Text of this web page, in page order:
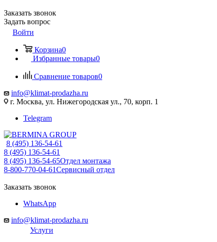
Заказать звонок
Задать вопрос
Войти
Корзина0
Избранные товары0
Сравнение товаров0
info@klimat-prodazha.ru
г. Москва, ул. Нижегородская ул., 70, корп. 1
Telegram
8 (495) 136-54-61
8 (495) 136-54-61
8 (495) 136-54-65Отдел монтажа
8-800-770-04-61Сервисный отдел
Заказать звонок
WhatsApp
info@klimat-prodazha.ru
Услуги